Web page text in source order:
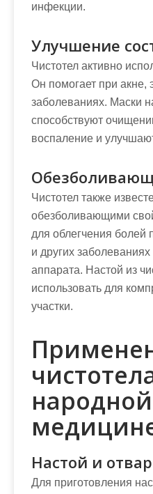
инфекции.
Улучшение
Чистотел активно
Он помогает при акне,
заболеваниях. Маски
способствуют
воспаление и
Чистотел также
обезболивающими
для облегчения болей
и других
аппарата. Настой из
использовать для
участки.
народной
Настой и отвар
Для приготовления